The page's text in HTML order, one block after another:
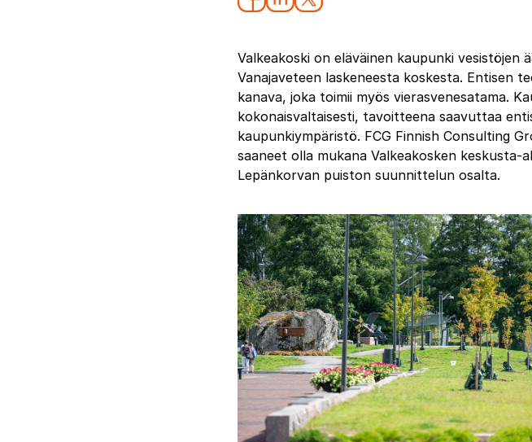
Valkeakoski on eläväinen kaupunki vesistöjen
Vanajaveteen laskeneesta koskesta. Entisen
kanava, joka toimii myös vierasvenesatama.
kokonaisvaltaisesti, tavoitteena saavuttaa
kaupunkiympäristö. FCG Finnish Consulting
saaneet olla mukana Valkeakosken keskusta-
Lepänkorvan puiston suunnittelun osalta.